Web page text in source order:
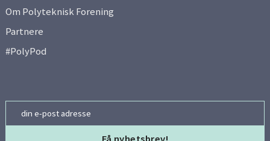
Om Polyteknisk Forening
Partnere
#PolyPod